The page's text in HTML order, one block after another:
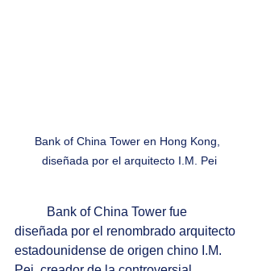
Bank of China Tower en Hong Kong,
diseñada por el arquitecto I.M. Pei
Bank of China Tower fue
diseñada por el renombrado arquitecto
estadounidense de origen chino I.M.